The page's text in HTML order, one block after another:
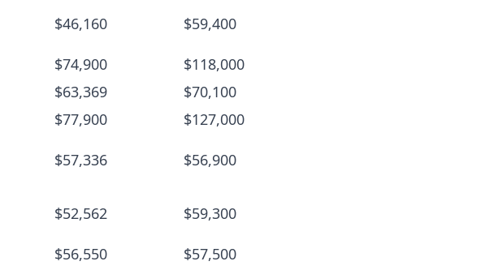
$46,160 $59,400
$74,900
$118,000
$63,369
$70,100
$77,900
$127,000
$57,336 $56,900
$52,562 $59,300
$56,550
$57,500